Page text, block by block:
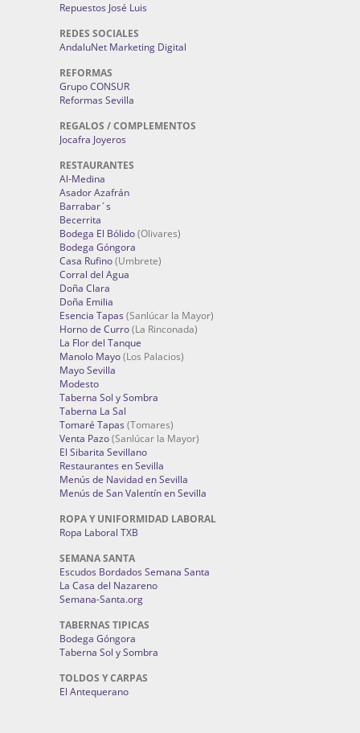
Repuestos José Luis
REDES SOCIALES
AndaluNet Marketing Digital
REFORMAS
Grupo CONSUR
Reformas Sevilla
REGALOS / COMPLEMENTOS
Jocafra Joyeros
RESTAURANTES
Al-Medina
Asador Azafrán
Barrabar´s
Becerrita
Bodega El Bólido(Olivares)
Bodega Góngora
Casa Rufino(Umbrete)
Corral del Agua
Doña Clara
Doña Emilia
Esencia Tapas (Sanlúcar la Mayor)
Horno de Curro(La Rinconada)
La Flor del Tanque
Manolo Mayo(Los Palacios)
Mayo Sevilla
Modesto
Taberna Sol y Sombra
Taberna La Sal
Tomaré Tapas (Tomares)
Venta Pazo(Sanlúcar la Mayor)
El Sibarita Sevillano
Restaurantes en Sevilla
Menús de Navidad en Sevilla
Menús de San Valentín en Sevilla
ROPA Y UNIFORMIDAD LABORAL
Ropa Laboral TXB
SEMANA SANTA
Escudos Bordados Semana Santa
La Casa del Nazareno
Semana-Santa.org
TABERNAS TIPICAS
Bodega Góngora
Taberna Sol y Sombra
TOLDOS Y CARPAS
El Antequerano